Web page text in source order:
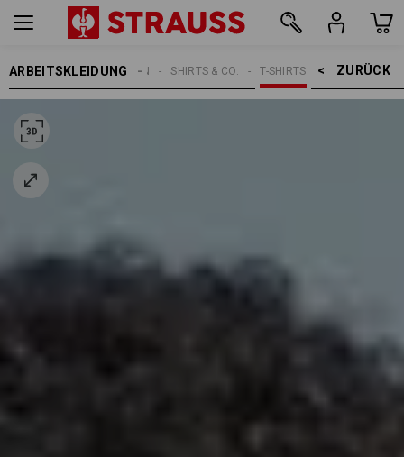
ARBEITSKLEIDUNG ZURÜCK    >
T-SHIRTS
SHIRTS & CO.
HERREN